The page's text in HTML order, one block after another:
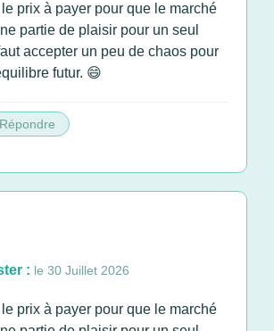
prix à payer pour que le marché
partie de plaisir pour un seul
accepter un peu de chaos pour
futur. 😄
Répondre
: le 30 Juillet 2026
prix à payer pour que le marché